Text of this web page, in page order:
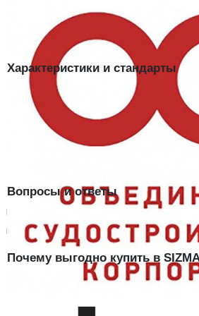
Белый цвет:
маркирует ИТР и хорошо
ТР ТС 019/2011:каска пригодна как
Характеристики и стандарты
Заключение Минпромторга
Нормативный документ ТР ТС 019/
Основной цвет Белый
Вопросы и ответы
Зачем важно заключение
Кому подходит белая каска?
Почему выгодно купить в
Защитная каска ФОРВАРД, белая в
Работаем с юридическими лицами по